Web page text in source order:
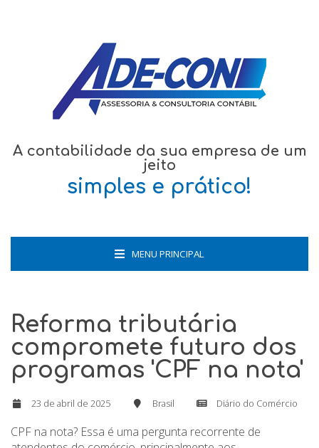
A contabilidade da sua empresa de um
jeito
simples e prático!
MENU PRINCIPAL
Reforma tributária
compromete futuro dos
programas 'CPF na nota'
23 de abril de 2025 Brasil Diário do Comércio
CPF na nota? Essa é uma pergunta recorrente de